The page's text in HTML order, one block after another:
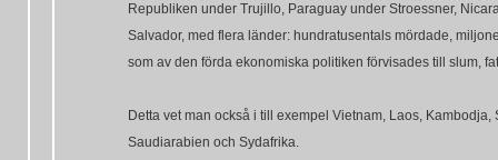
Republiken under Trujillo, Paraguay under Stroessner,
Salvador, med flera länder: hundratusentals mördade,
som av den förda ekonomiska politiken förvisades till slum,
Detta vet man också i till exempel Vietnam, Laos,
Saudiarabien och Sydafrika.